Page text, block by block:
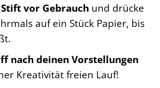
vor Gebrauch und drücke
auf ein Stück Papier, bis
nach deinen Vorstellungen
Kreativität freien Lauf!